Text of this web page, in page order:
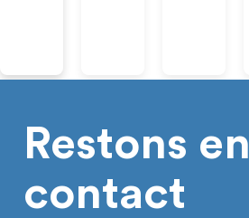
Restons en
contact